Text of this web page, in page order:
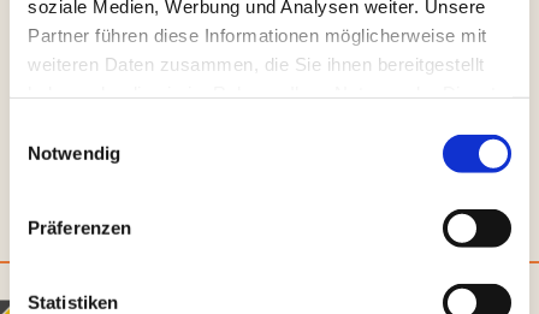
soziale Medien, Werbung und Analysen weiter. Unsere
Partner führen diese Informationen möglicherweise mit
weiteren Daten zusammen, die Sie ihnen bereitgestellt
Notwendig
Präferenzen
Statistiken
essentials
angebot
Unsere Wegbegleiter*innen